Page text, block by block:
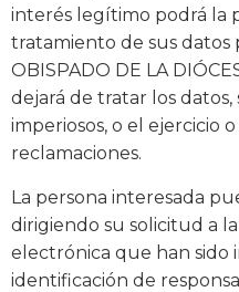
interés legítimo podrá la
tratamiento de sus datos
OBISPADO DE LA
dejará de tratar los
imperiosos, o el ejercicio
reclamaciones.
La persona interesada
dirigiendo su solicitud a
electrónica que han sido
identificación de